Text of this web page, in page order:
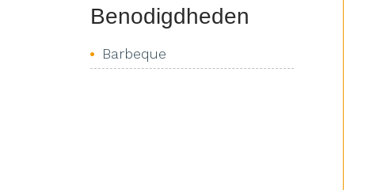
Benodigdheden
Barbeque